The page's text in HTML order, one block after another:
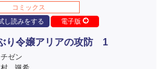
コミックス
し読みをする
電子版
り令嬢アリアの攻防 1
ゼン